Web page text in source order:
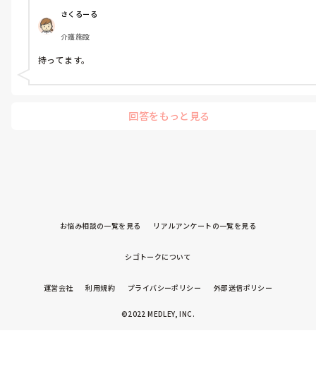
さくるーる
介護施設
持ってます。
回答をもっと見る
お悩み相談の一覧を見る リアルアンケートの一覧を見る
シゴトークについて
運営会社 利用規約 プライバシーポリシー 外部送信ポリシー
©2022 MEDLEY, INC.